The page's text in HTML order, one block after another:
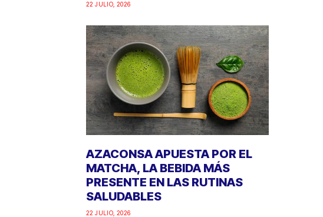
22 JULIO, 2026
AZACONSA APUESTA POR EL
MATCHA, LA BEBIDA MÁS
PRESENTE EN LAS RUTINAS
SALUDABLES
22 JULIO, 2026